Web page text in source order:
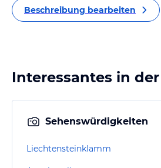
Beschreibung bearbeiten
Interessantes in
Sehenswürdigkeiten
Liechtensteinklamm